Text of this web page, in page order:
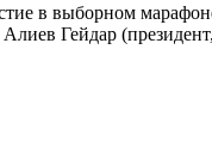
выборном марафоне
Гейдар